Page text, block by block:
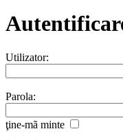
Utilizator:
Parola:
ţine-mã minte